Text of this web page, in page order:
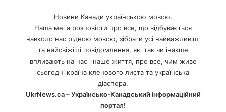
Новини Канади українською мовою.
Наша мета розповісти про все, що відбувається
навколо нас рідною мовою, зібрати усі найважливіші
та найсвіжіші повідомлення, які так чи інакше
впливають на нас і наше життя, про все, чим живе
сьогодні країна кленового листа та українська
діаспора.
UkrNews.ca – Українсько-Канадський інформаційний
портал!